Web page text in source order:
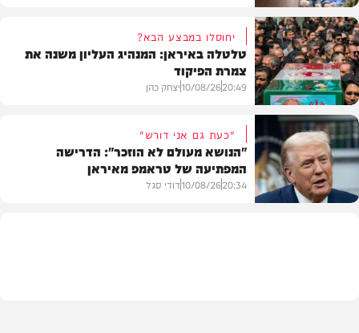
צבא וביטחון
בעולם
יחוסלו במבצע הבא?
טלטלה באיראן: המנהיג העליון משנה את
צמרת הפיקוד
20:49
10/08/26יצחק כהן
"כעת גם אני דורש"
"הנושא מעולם לא הוזכר": הדרישה
המפתיעה של טראמפ מאיראן
20:34
10/08/26דודי סגל